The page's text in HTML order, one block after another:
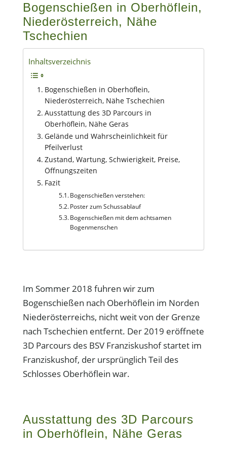
Bogenschießen in Oberhöflein,
Niederösterreich, Nähe
Tschechien
Inhaltsverzeichnis
Bogenschießen in Oberhöflein,
Niederösterreich, Nähe Tschechien
Ausstattung des 3D Parcours in
Oberhöflein, Nähe Geras
Gelände und Wahrscheinlichkeit für
Pfeilverlust
Zustand, Wartung, Schwierigkeit, Preise,
Öffnungszeiten
Fazit
Bogenschießen verstehen:
Poster zum Schussablauf
Bogenschießen mit dem achtsamen
Bogenmenschen
Im Sommer 2018 fuhren wir zum
Bogenschießen nach Oberhöflein im Norden
Niederösterreichs, nicht weit von der Grenze
nach Tschechien entfernt. Der 2019 eröffnete
3D Parcours des BSV Franziskushof startet im
Franziskushof, der ursprünglich Teil des
Schlosses Oberhöflein war.
Ausstattung des 3D Parcours
in Oberhöflein, Nähe Geras